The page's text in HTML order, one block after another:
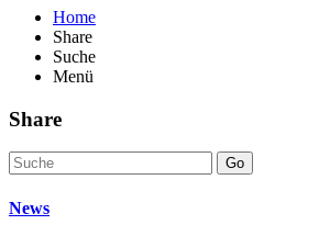
Home
Share
Suche
Menü
Share
Go
News